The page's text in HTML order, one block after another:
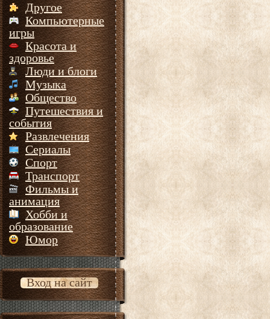
Другое
Компьютерные
игры
Красота и
здоровье
Люди и блоги
Музыка
Общество
Путешествия и
события
Развлечения
Сериалы
Спорт
Транспорт
Фильмы и
анимация
Хобби и
образование
Юмор
Вход на сайт